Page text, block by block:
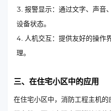
报警显示：通过文字、声音
设备状态。
人机交互：提供友好的操作
理。
三、在住宅小区中的应用
在住宅小区中，消防工程主机